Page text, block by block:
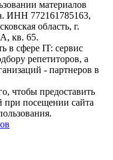
материалов
ИНН 772161785163,
область, г.
кв. 65.
в сфере IT: сервис
репетиторов, а
- партнеров в
чтобы предоставить
при посещении сайта